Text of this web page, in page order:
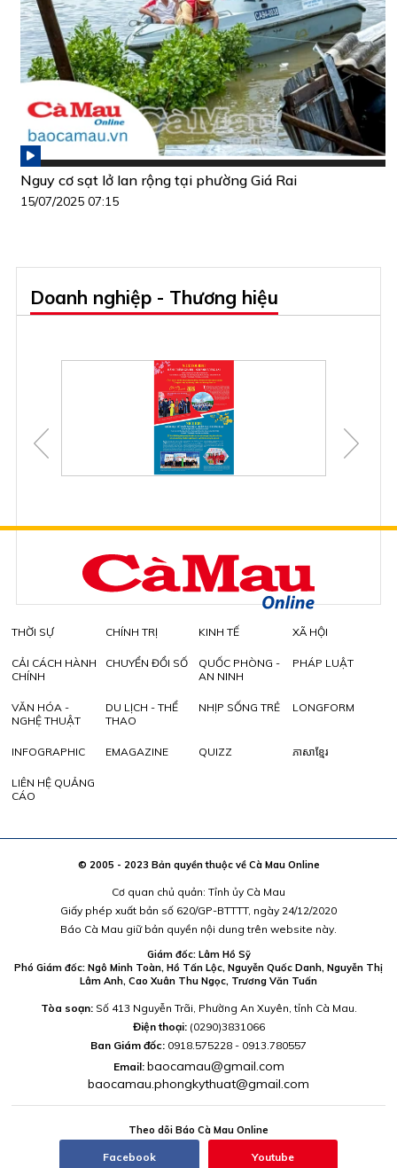
Nguy cơ sạt lở lan rộng tại phường Giá Rai
15/07/2025 07:15
Doanh nghiệp - Thương hiệu
THỜI SỰ CHÍNH TRỊ KINH TẾ XÃ HỘI
CẢI CÁCH HÀNH
CHÍNH
CHUYỂN ĐỔI SỐ
QUỐC PHÒNG -
AN NINH
PHÁP LUẬT
VĂN HÓA -
NGHỆ THUẬT
DU LỊCH - THỂ
THAO
NHỊP SỐNG TRẺ LONGFORM
INFOGRAPHIC EMAGAZINE QUIZZ ភាសាខ្មែរ
LIÊN HỆ QUẢNG
CÁO
© 2005 - 2023 Bản quyền thuộc về Cà Mau Online
Cơ quan chủ quản: Tỉnh ủy Cà Mau
Giấy phép xuất bản số 620/GP-BTTTT, ngày 24/12/2020
Báo Cà Mau giữ bản quyền nội dung trên website này.
Giám đốc: Lâm Hồ Sỹ
Phó Giám đốc: Ngô Minh Toàn, Hồ Tấn Lộc, Nguyễn Quốc Danh, Nguyễn Thị
Lâm Anh, Cao Xuân Thu Ngọc, Trương Văn Tuấn
Tòa soạn:Số 413 Nguyễn Trãi, Phường An Xuyên, tỉnh Cà Mau.
Điện thoại: (0290)3831066
Ban Giám đốc: 0918.575228 - 0913.780557
Email: baocamau@gmail.com
baocamau.phongkythuat@gmail.com
Theo dõi Báo Cà Mau Online
Facebook Youtube